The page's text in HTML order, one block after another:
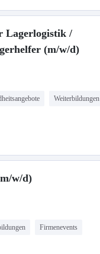
Lagerlogistik /
(m/w/d)
Weiterbildungen
w/d)
Firmenevents